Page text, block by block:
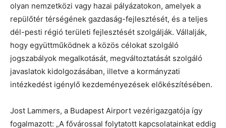
olyan nemzetközi vagy hazai pályázatokon, amelyek a
repülőtér térségének gazdaság-fejlesztését, és a teljes
dél-pesti régió területi fejlesztését szolgálják. Vállalják,
hogy együttműködnek a közös célokat szolgáló
jogszabályok megalkotását, megváltoztatását szolgáló
javaslatok kidolgozásában, illetve a kormányzati
intézkedést igénylő kezdeményezések előkészítésében.
Jost Lammers, a Budapest Airport vezérigazgatója így
fogalmazott: „A fővárossal folytatott kapcsolatainkat eddig